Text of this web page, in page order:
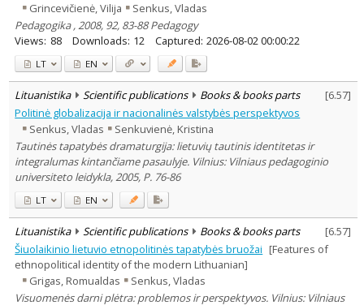
Grincevičienė, Vilija
Senkus, Vladas
Pedagogika , 2008, 92, 83-88 Pedagogy
Views: 88 Downloads: 12 Captured: 2026-08-02 00:00:22
LT EN
Lituanistika Scientific publications Books & books parts [6.57]
Politinė globalizacija ir nacionalinės valstybės perspektyvos
Senkus, Vladas
Senkuvienė, Kristina
Tautinės tapatybės dramaturgija: lietuvių tautinis identitetas ir
integralumas kintančiame pasaulyje. Vilnius: Vilniaus pedagoginio
universiteto leidykla, 2005, P. 76-86
LT EN
Lituanistika Scientific publications Books & books parts [6.57]
Šiuolaikinio lietuvio etnopolitinės tapatybės bruožai [Features of
ethnopolitical identity of the modern Lithuanian]
Grigas, Romualdas
Senkus, Vladas
Visuomenės darni plėtra: problemos ir perspektyvos. Vilnius: Vilniaus